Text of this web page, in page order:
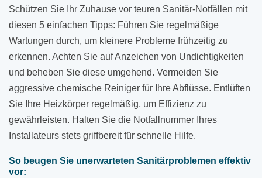
Schützen Sie Ihr Zuhause vor teuren Sanitär-Notfällen mit
diesen 5 einfachen Tipps: Führen Sie regelmäßige
Wartungen durch, um kleinere Probleme frühzeitig zu
erkennen. Achten Sie auf Anzeichen von Undichtigkeiten
und beheben Sie diese umgehend. Vermeiden Sie
aggressive chemische Reiniger für Ihre Abflüsse. Entlüften
Sie Ihre Heizkörper regelmäßig, um Effizienz zu
gewährleisten. Halten Sie die Notfallnummer Ihres
Installateurs stets griffbereit für schnelle Hilfe.
So beugen Sie unerwarteten Sanitärproblemen effektiv
vor: